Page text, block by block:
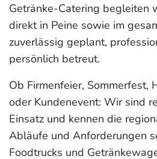
Getränke-Catering begleiten
direkt in Peine sowie im
zuverlässig geplant,
persönlich betreut.
Ob Firmenfeier, Sommerfest,
oder Kundenevent: Wir sind
Einsatz und kennen die
Abläufe und Anforderungen
Foodtrucks und